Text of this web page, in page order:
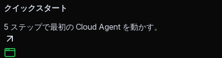
クイックスタート
5 ステップで最初の Cloud Agent を動かす。